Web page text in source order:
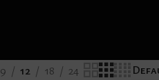
9 12 18 24